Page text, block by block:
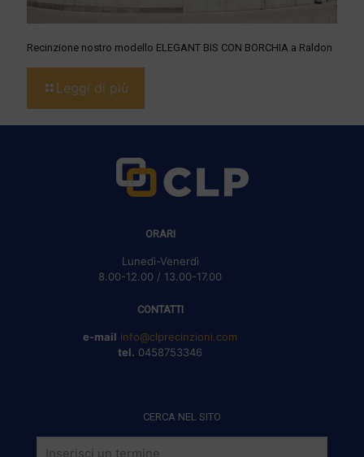
Recinzione nostro modello ELEGANT BIS CON BORCHIA a Raldon
Leggi di più
ORARI
Lunedì-Venerdì
8.00-12.00 / 13.00-17.00
CONTATTI
e-mail info@clprecinzioni.com
tel. 0458753346
CERCA NEL SITO